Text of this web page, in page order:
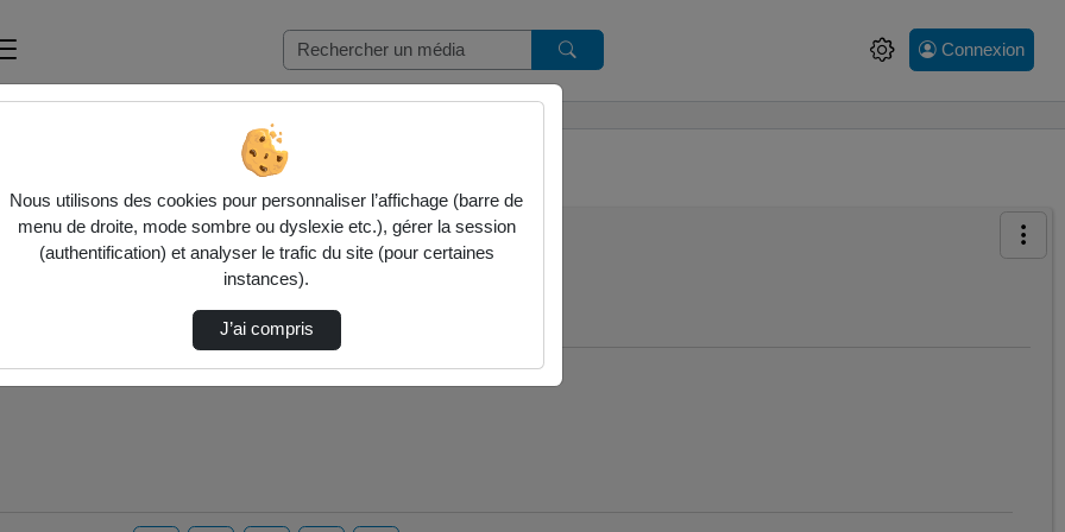
Connexion
Nous utilisons des cookies pour personnaliser l’affichage (barre de
menu de droite, mode sombre ou dyslexie etc.), gérer la session
(authentification) et analyser le trafic du site (pour certaines
instances).
J’ai compris